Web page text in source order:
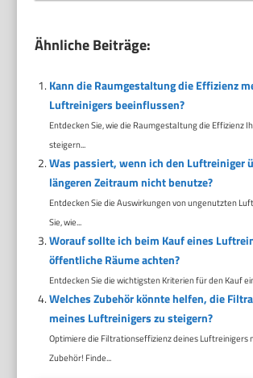
Ähnliche Beiträge:
Kann die Raumgestaltung die Effizienz
Luftreinigers beeinflussen?
Entdecken Sie, wie die Raumgestaltung die Effizienz
steigern...
Was passiert, wenn ich den Luftreiniger
längeren Zeitraum nicht benutze?
Entdecken Sie die Auswirkungen von ungenutzten
Sie, wie...
Worauf sollte ich beim Kauf eines
öffentliche Räume achten?
Entdecken Sie die wichtigsten Kriterien für den Kauf
Welches Zubehör könnte helfen, die
meines Luftreinigers zu steigern?
Optimiere die Filtrationseffizienz deines Luftreinigers
Zubehör! Finde...